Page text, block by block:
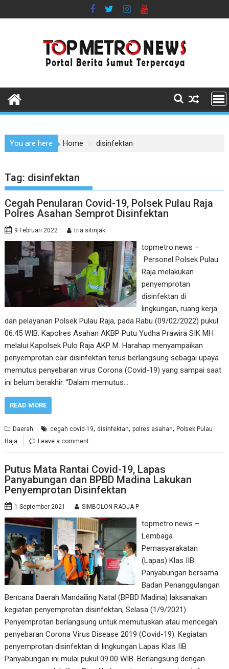
to
You are here Home disinfektan
Tag: disinfektan
Cegah Penularan Covid-19, Polsek Pulau Raja
Polres Asahan Semprot Disinfektan
9 Februari 2022 tria sitinjak
topmetro.news –
Personel Polsek Pulau
Raja melakukan
penyemprotan
disinfektan di
lingkungan, ruang kerja
dan pelayanan Polsek Pulau Raja, pada Rabu (09/02/2022) pukul
06.45 WIB. Kapolres Asahan AKBP Putu Yudha Prawira SIK MH
melalui Kapolsek Pulo Raja AKP M. Harahap menyampaikan
penyemprotan cair disinfektan terus berlangsung sebagai upaya
memutus penyebaran virus Corona (Covid-19) yang sampai saat
ini belum berakhir. “Dalam memutus…
READ MORE
Daerah cegah covid-19, disinfektan,polres asahan,Polsek Pulau
Raja
Leave a comment
Putus Mata Rantai Covid-19, Lapas
Panyabungan dan BPBD Madina Lakukan
Penyemprotan Disinfektan
1 September 2021 SIMBOLON RADJA P
topmetro.news –
Lembaga
Pemasyarakatan
(Lapas) Klas IIB
Panyabungan bersama
Badan Penanggulangan
Bencana Daerah Mandailing Natal (BPBD Madina) laksanakan
kegiatan penyemprotan disinfektan, Selasa (1/9/2021).
Penyemprotan berlangsung untuk memutuskan atau mencegah
penyebaran Corona Virus Disease 2019 (Covid-19). Kegiatan
penyemprotan disinfektan di lingkungan Lapas Klas IIB
Panyabungan ini mulai pukul 09.00 WIB. Berlangsung dengan